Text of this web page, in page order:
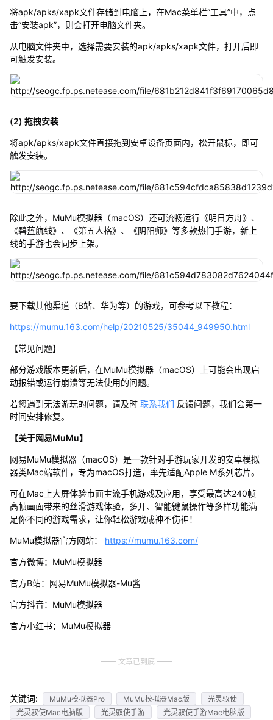
将apk/apks/xapk文件存储到电脑上，在Mac菜单栏“工具”中，点
击“安装apk”，则会打开电脑文件夹。
从电脑文件夹中，选择需要安装的apk/apks/xapk文件，打开后即
可触发安装。
(2) 拖拽安装
将apk/apks/xapk文件直接拖到安卓设备页面内，松开鼠标，即可
触发安装。
除此之外，MuMu模拟器（macOS）还可流畅运行《明日方舟》、
《碧蓝航线》、《第五人格》、《阴阳师》等多款热门手游，新上
线的手游也会同步上架。
要下载其他渠道（B站、华为等）的游戏，可参考以下教程：
https://mumu.163.com/help/20210525/35044_949950.html
【常见问题】
部分游戏版本更新后，在MuMu模拟器（macOS）上可能会出现启
动报错或运行崩溃等无法使用的问题。
若您遇到无法游玩的问题，请及时 联系我们 反馈问题，我们会第一
时间安排修复。
【关于网易MuMu】
网易MuMu模拟器（macOS）是一款针对手游玩家开发的安卓模拟
器类Mac端软件，专为macOS打造，率先适配Apple M系列芯片。
可在Mac上大屏体验市面主流手机游戏及应用，享受最高达240帧
高帧画面带来的丝滑游戏体验，多开、智能键鼠操作等多样功能满
足你不同的游戏需求，让你轻松游戏成神不伤神！
MuMu模拟器官方网站： https://mumu.163.com/
官方微博：MuMu模拟器
官方B站：网易MuMu模拟器-Mu酱
官方抖音：MuMu模拟器
官方小红书：MuMu模拟器
文章已到底
关键词: MuMu模拟器Pro MuMu模拟器Mac版
光灵驭使
光灵驭使Mac电脑版
光灵驭使手游
光灵驭使手游Mac电脑版